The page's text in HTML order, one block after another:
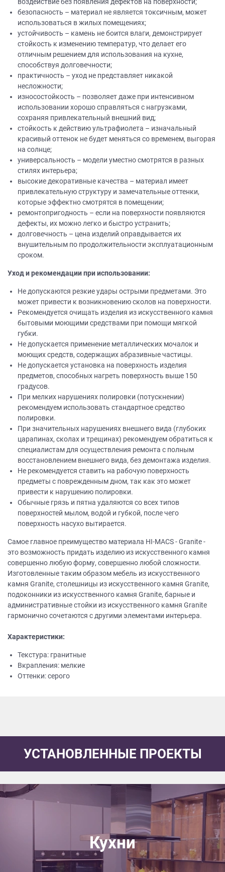
воздействие без появления дефектов на поверхности;
безопасность – материал не является токсичным, может
использоваться в жилых помещениях;
устойчивость – камень не боится влаги, демонстрирует
стойкость к изменению температур, что делает его
отличным решением для использования на кухне,
способствуя долговечности;
практичность – уход не представляет никакой
несложности;
износостойкость – позволяет даже при интенсивном
использовании хорошо справляться с нагрузками,
сохраняя привлекательный внешний вид;
стойкость к действию ультрафиолета – изначальный
красивый оттенок не будет меняться со временем, выгорая
на солнце;
универсальность – модели уместно смотрятся в разных
стилях интерьера;
высокие декоративные качества – материал имеет
привлекательную структуру и замечательные оттенки,
которые эффектно смотрятся в помещении;
ремонтопригодность – если на поверхности появляются
дефекты, их можно легко и быстро устранить;
долговечность – цена изделий оправдывается их
внушительным по продолжительности эксплуатационным
сроком.
Уход и рекомендации при использовании:
Не допускаются резкие удары острыми предметами. Это
может привести к возникновению сколов на поверхности.
Рекомендуется очищать изделия из искусственного камня
бытовыми моющими средствами при помощи мягкой
губки.
Не допускается применение металлических мочалок и
моющих средств, содержащих абразивные частицы.
Не допускается установка на поверхность изделия
предметов, способных нагреть поверхность выше 150
градусов.
При мелких нарушениях полировки (потускнении)
рекомендуем использовать стандартное средство
полировки.
При значительных нарушениях внешнего вида (глубоких
царапинах, сколах и трещинах) рекомендуем обратиться к
специалистам для осуществления ремонта с полным
восстановлением внешнего вида, без демонтажа изделия.
Не рекомендуется ставить на рабочую поверхность
предметы с поврежденным дном, так как это может
привести к нарушению полировки.
Обычные грязь и пятна удаляются со всех типов
поверхностей мылом, водой и губкой, после чего
поверхность насухо вытирается.
Самое главное преимущество материала HI-MACS - Granite -
это возможность придать изделию из искусственного камня
совершенно любую форму, совершенно любой сложности.
Изготовленные таким образом мебель из искусственного
камня Granite, столешницы из искусственного камня Granite,
подоконники из искусственного камня Granite, барные и
административные стойки из искусственного камня Granite
гармонично сочетаются с другими элементами интерьера.
Характеристики:
Текстура: гранитные
Вкрапления: мелкие
Оттенки: серого
УСТАНОВЛЕННЫЕ ПРОЕКТЫ
Кухни